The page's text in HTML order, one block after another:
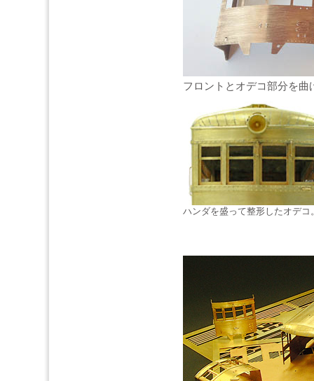
フロントとオデコ
ハンダを盛って整形したオデコ